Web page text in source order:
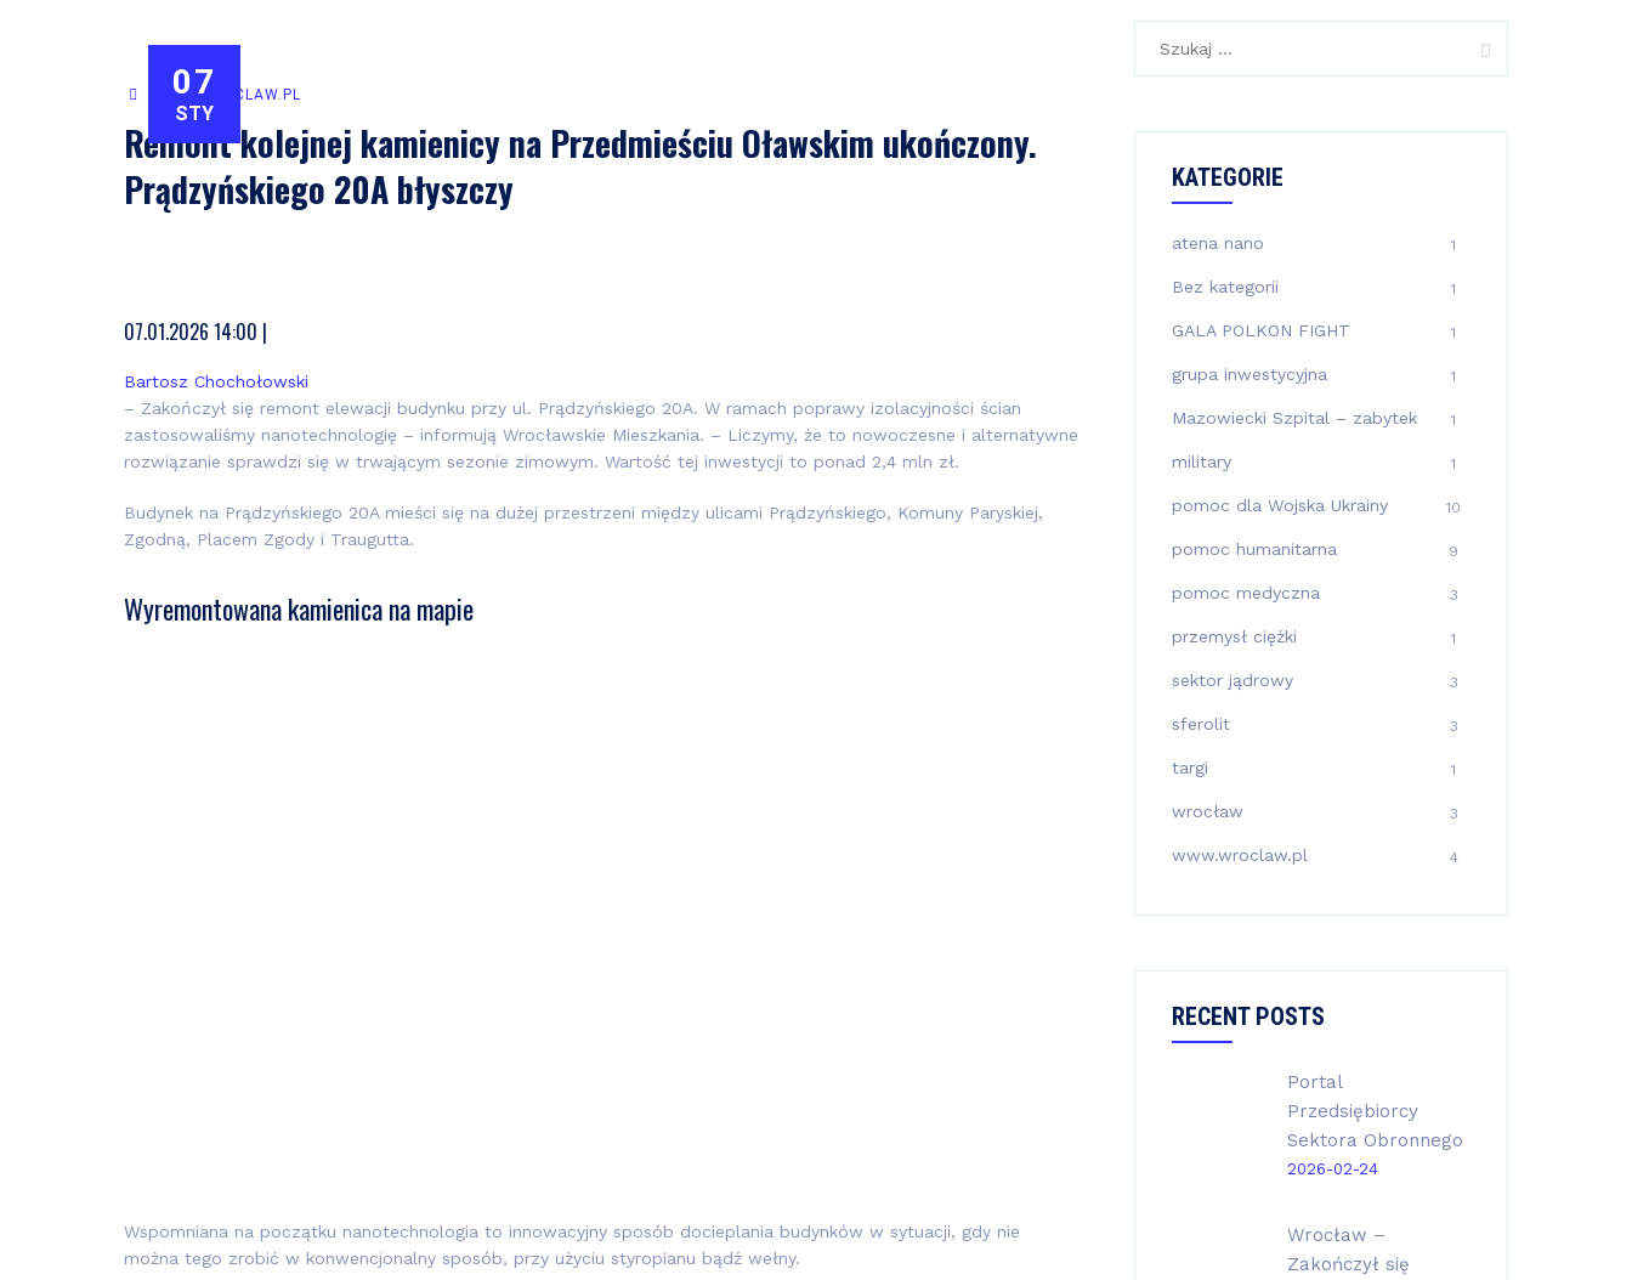
07
STY
WWW.WROCLAW.PL
Remont kolejnej kamienicy na Przedmieściu Oławskim ukończony.
Prądzyńskiego 20A błyszczy
D
a
t
a
p
b
07.01.2026 14:00 |
u
t
o
r
Bartosz Chochołowski
– Zakończył się remont elewacji budynku przy ul. Prądzyńskiego 20A. W ramach poprawy izolacyjności ścian
zastosowaliśmy nanotechnologię – informują Wrocławskie Mieszkania. – Liczymy, że to nowoczesne i alternatywne
rozwiązanie sprawdzi się w trwającym sezonie zimowym. Wartość tej inwestycji to ponad 2,4 mln zł.
Budynek na Prądzyńskiego 20A mieści się na dużej przestrzeni między ulicami Prądzyńskiego, Komuny Paryskiej,
Zgodną, Placem Zgody i Traugutta.
Wyremontowana kamienica na mapie
Wspomniana na początku nanotechnologia to innowacyjny sposób docieplania budynków w sytuacji, gdy nie
można tego zrobić w konwencjonalny sposób, przy użyciu styropianu bądź wełny.
KATEGORIE
atena nano 1
Bez kategorii 1
GALA POLKON FIGHT 1
grupa inwestycyjna 1
Mazowiecki Szpital – zabytek 1
military 1
pomoc dla Wojska Ukrainy 10
pomoc humanitarna 9
pomoc medyczna 3
przemysł ciężki 1
sektor jądrowy 3
sferolit 3
targi 1
wrocław 3
www.wroclaw.pl 4
RECENT POSTS
Portal
Przedsiębiorcy
Sektora Obronnego
2026-02-24
Wrocław –
Zakończył się